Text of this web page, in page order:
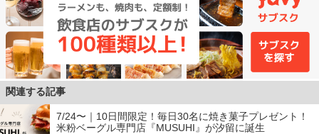
関連する記事
7/24〜｜10日間限定！毎日30名に焼き菓子プレゼント！
米粉ベーグル専門店『MUSUHI』が汐留に誕生